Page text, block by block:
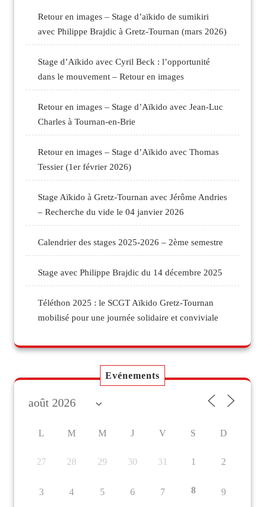
Retour en images – Stage d’aïkido de sumikiri
avec Philippe Brajdic à Gretz-Tournan (mars 2026)
Stage d’Aïkido avec Cyril Beck : l’opportunité
dans le mouvement – Retour en images
Retour en images – Stage d’Aïkido avec Jean-Luc
Charles à Tournan-en-Brie
Retour en images – Stage d’Aïkido avec Thomas
Tessier (1er février 2026)
Stage Aïkido à Gretz-Tournan avec Jérôme Andries
– Recherche du vide le 04 janvier 2026
Calendrier des stages 2025-2026 – 2ème semestre
Stage avec Philippe Brajdic du 14 décembre 2025
Téléthon 2025 : le SCGT Aïkido Gretz-Tournan
mobilisé pour une journée solidaire et conviviale
Evénements
L M M J V S D
27 28 29 30 31 1 2
3 4 5 6 7 8 9